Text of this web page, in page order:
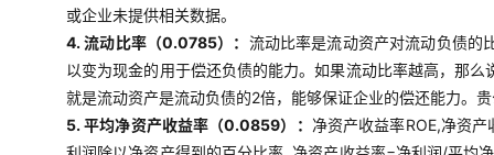
或企业未提供相关数据。
4. 流动比率（0.0785）： 流动比率是流动资产对流动负债的
以变为现金的用于偿还负债的能力。如果流动比率越高，那
就是流动资产是流动负债的2倍，能够保证企业的偿还能力。
5. 平均净资产收益率（0.0859）： 净资产收益率ROE,净资